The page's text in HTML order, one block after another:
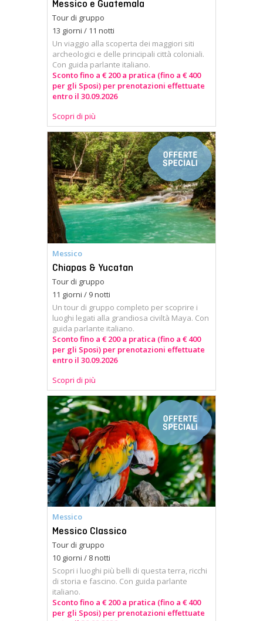
Messico e Guatemala
Tour di gruppo
13 giorni / 11 notti
Un viaggio alla scoperta dei maggiori siti
archeologici e delle principali città coloniali.
Con guida parlante italiano.
Sconto fino a € 200 a pratica (fino a € 400
per gli Sposi) per prenotazioni effettuate
entro il 30.09.2026
Scopri di più
Messico
Chiapas & Yucatan
Tour di gruppo
11 giorni / 9 notti
Un tour di gruppo completo per scoprire i
luoghi legati alla grandiosa civiltà Maya. Con
guida parlante italiano.
Sconto fino a € 200 a pratica (fino a € 400
per gli Sposi) per prenotazioni effettuate
entro il 30.09.2026
Scopri di più
Messico
Messico Classico
Tour di gruppo
10 giorni / 8 notti
Scopri i luoghi più belli di questa terra, ricchi
di storia e fascino. Con guida parlante
italiano.
Sconto fino a € 200 a pratica (fino a € 400
per gli Sposi) per prenotazioni effettuate